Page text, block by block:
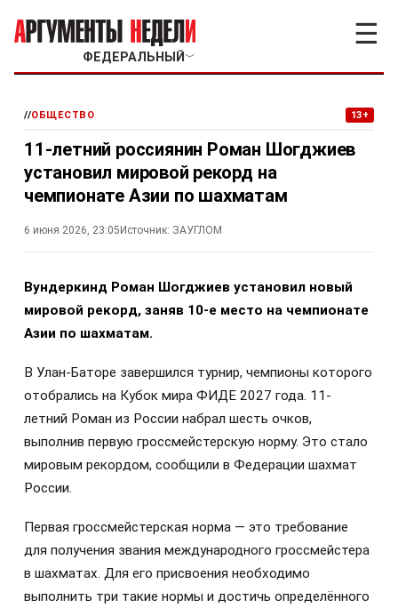
ФЕДЕРАЛЬНЫЙ ﹀
☰
//ОБЩЕСТВО 13+
11-летний россиянин Роман Шогджиев
установил мировой рекорд на
чемпионате Азии по шахматам
6 июня 2026, 23:05 Источник: ЗАУГЛОМ
Вундеркинд Роман Шогджиев установил новый
мировой рекорд, заняв 10-е место на чемпионате
Азии по шахматам.
В Улан-Баторе завершился турнир, чемпионы которого
отобрались на Кубок мира ФИДЕ 2027 года. 11-
летний Роман из России набрал шесть очков,
выполнив первую гроссмейстерскую норму. Это стало
мировым рекордом, сообщили в Федерации шахмат
России.
Первая гроссмейстерская норма — это требование
для получения звания международного гроссмейстера
в шахматах. Для его присвоения необходимо
выполнить три такие нормы и достичь определённого